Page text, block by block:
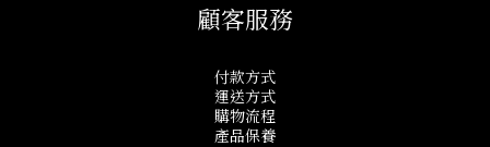
顧客服務
付款方式
運送方式
購物流程
產品保養